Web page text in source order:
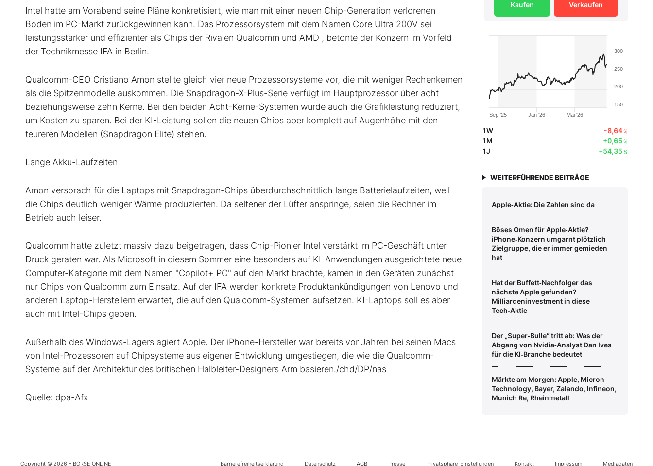
Intel hatte am Vorabend seine Pläne konkretisiert, wie man mit einer neuen Chip-Generation verlorenen
Boden im PC-Markt zurückgewinnen kann. Das Prozessorsystem mit dem Namen Core Ultra 200V sei
leistungsstärker und effizienter als Chips der Rivalen Qualcomm und AMD , betonte der Konzern im Vorfeld
der Technikmesse IFA in Berlin.
Qualcomm-CEO Cristiano Amon stellte gleich vier neue Prozessorsysteme vor, die mit weniger Rechenkernen
als die Spitzenmodelle auskommen. Die Snapdragon-X-Plus-Serie verfügt im Hauptprozessor über acht
beziehungsweise zehn Kerne. Bei den beiden Acht-Kerne-Systemen wurde auch die Grafikleistung reduziert,
um Kosten zu sparen. Bei der KI-Leistung sollen die neuen Chips aber komplett auf Augenhöhe mit den
teureren Modellen (Snapdragon Elite) stehen.
Lange Akku-Laufzeiten
Amon versprach für die Laptops mit Snapdragon-Chips überdurchschnittlich lange Batterielaufzeiten, weil
die Chips deutlich weniger Wärme produzierten. Da seltener der Lüfter anspringe, seien die Rechner im
Betrieb auch leiser.
Qualcomm hatte zuletzt massiv dazu beigetragen, dass Chip-Pionier Intel verstärkt im PC-Geschäft unter
Druck geraten war. Als Microsoft in diesem Sommer eine besonders auf KI-Anwendungen ausgerichtete neue
Computer-Kategorie mit dem Namen "Copilot+ PC" auf den Markt brachte, kamen in den Geräten zunächst
nur Chips von Qualcomm zum Einsatz. Auf der IFA werden konkrete Produktankündigungen von Lenovo und
anderen Laptop-Herstellern erwartet, die auf den Qualcomm-Systemen aufsetzen. KI-Laptops soll es aber
auch mit Intel-Chips geben.
Außerhalb des Windows-Lagers agiert Apple. Der iPhone-Hersteller war bereits vor Jahren bei seinen Macs
von Intel-Prozessoren auf Chipsysteme aus eigener Entwicklung umgestiegen, die wie die Qualcomm-
Systeme auf der Architektur des britischen Halbleiter-Designers Arm basieren./chd/DP/nas
Quelle: dpa-Afx
Kaufen Verkaufen
Jan '26
Sep '25 Mai '26
150
200
250
300
1W -8,64%
1M +0,65%
1J +54,35%
WEITERFÜHRENDE BEITRÄGE
Apple‑Aktie: Die Zahlen sind da
Böses Omen für Apple‑Aktie?
iPhone‑Konzern umgarnt plötzlich
Zielgruppe, die er immer gemieden
hat
Hat der Buffett‑Nachfolger das
nächste Apple gefunden?
Milliardeninvestment in diese
Tech‑Aktie
Der „Super‑Bulle“ tritt ab: Was der
Abgang von Nvidia‑Analyst Dan Ives
für die KI‑Branche bedeutet
Märkte am Morgen: Apple, Micron
Technology, Bayer, Zalando, Infineon,
Munich Re, Rheinmetall
Copyright © 2026 – BÖRSE ONLINE Barrierefreiheitserklärung Datenschutz AGB Presse Privatsphäre-Einstellungen Kontakt Impressum Mediadaten